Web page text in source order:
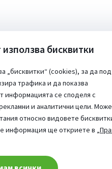
бисквитки
„бисквитки“ (cookies), за да
трафика и да показва
информацията се споделя с
и аналитични цели.
относно видовете
информация ще откриете в